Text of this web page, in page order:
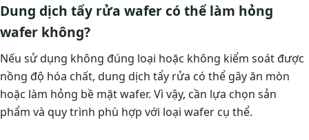
Dung dịch tẩy rửa wafer có thể làm hỏng
wafer không?
Nếu sử dụng không đúng loại hoặc không kiểm soát được
nồng độ hóa chất, dung dịch tẩy rửa có thể gây ăn mòn
hoặc làm hỏng bề mặt wafer. Vì vậy, cần lựa chọn sản
phẩm và quy trình phù hợp với loại wafer cụ thể.